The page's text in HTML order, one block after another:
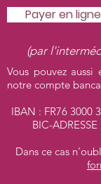
Payer en ligne
(par
Vous pouvez aussi
notre compte
IBAN : FR76 3000
BIC-
Dans ce cas